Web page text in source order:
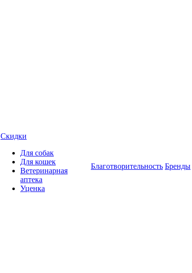
Скидки
Для собак
Для кошек
Ветеринарная
аптека
Уценка
Благотворительность Бренды